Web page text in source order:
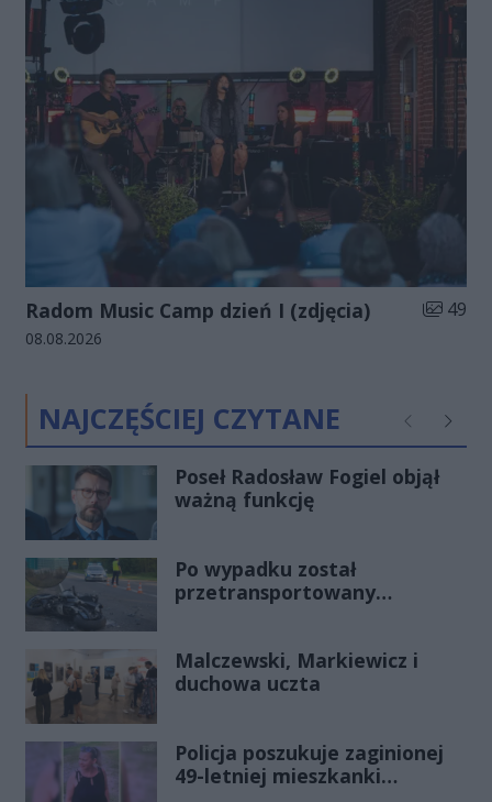
Radom Music Camp dzień I (zdjęcia) Liczba
49
Data dodania galerii:
08.08.2026
NAJCZĘŚCIEJ CZYTANE Poprzednie
Poseł Radosław Fogiel objął
ważną funkcję
Po wypadku został
przetransportowany
Malczewski, Markiewicz i
duchowa uczta
Policja poszukuje zaginionej
49-letniej mieszkanki